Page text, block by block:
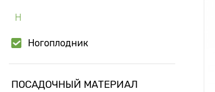
Н
Ногоплодник
ПОСАДОЧНЫЙ МАТЕРИАЛ